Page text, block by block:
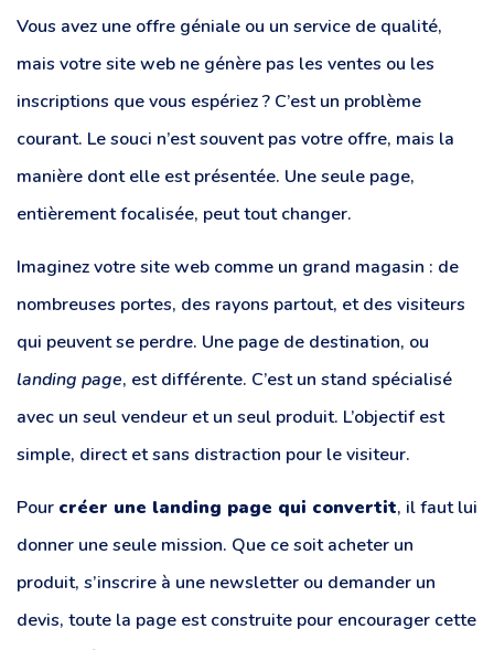
Vous avez une offre géniale ou un service de qualité,
mais votre site web ne génère pas les ventes ou les
inscriptions que vous espériez ? C’est un problème
courant. Le souci n’est souvent pas votre offre, mais la
manière dont elle est présentée. Une seule page,
entièrement focalisée, peut tout changer.
Imaginez votre site web comme un grand magasin : de
nombreuses portes, des rayons partout, et des visiteurs
qui peuvent se perdre. Une page de destination, ou
landing page, est différente. C’est un stand spécialisé
avec un seul vendeur et un seul produit. L’objectif est
simple, direct et sans distraction pour le visiteur.
Pour créer une landing page qui convertit, il faut lui
donner une seule mission. Que ce soit acheter un
produit, s’inscrire à une newsletter ou demander un
devis, toute la page est construite pour encourager cette